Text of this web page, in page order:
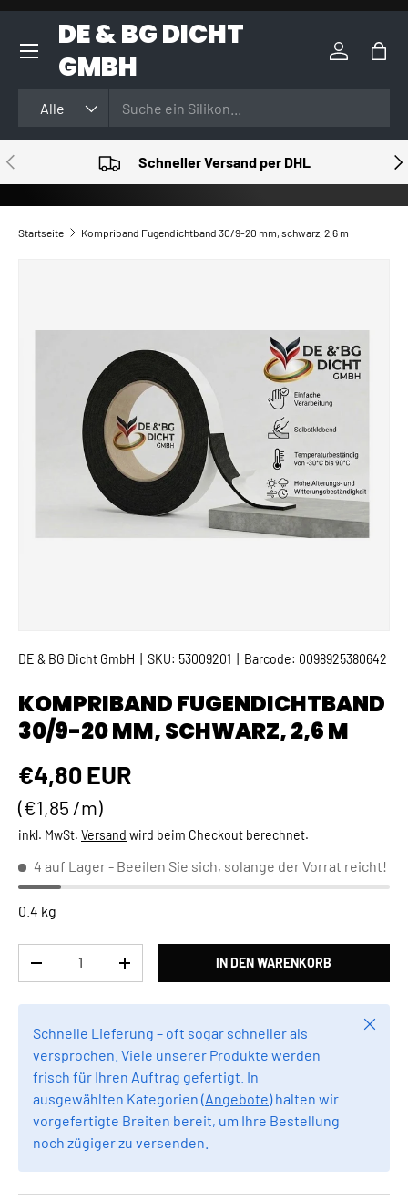
DIREKT ZUM INHALT
DE & BG DICHT
GMBH
Alle
Einloggen
VORHERIGE Schneller Versand per DHL
Startseite Kompriband Fugendichtband 30/9-20 mm, schwarz, 2,6 m
DE & BG Dicht GmbH SKU: 53009201 Barcode: 0098925380642
KOMPRIBAND FUGENDICHTBAND
30/9-20 MM, SCHWARZ, 2,6 M
Normaler Preis
€4,80 EUR
Grundpreis
€1,85 /m
inkl. MwSt. Versand wird beim Checkout berechnet.
4 auf Lager- Beeilen Sie sich, solange der Vorrat reicht!
0.4 kg
MENGE VERRINGERNMENGE ERHÖHENIN DEN WARENKORB
Schnelle Lieferung – oft sogar schneller als
versprochen. Viele unserer Produkte werden
frisch für Ihren Auftrag gefertigt. In
ausgewählten Kategorien (Angebote) halten wir
vorgefertigte Breiten bereit, um Ihre Bestellung
noch zügiger zu versenden.